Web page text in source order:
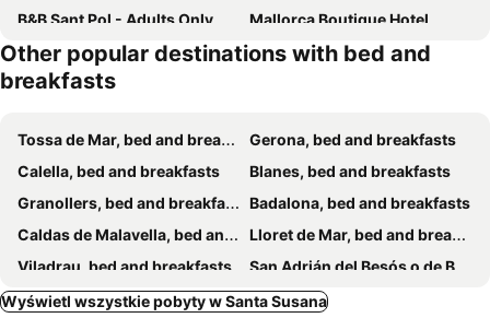
B&B Sant Pol - Adults Only
Mallorca Boutique Hotel
Villa Iri
Other popular destinations with bed and
breakfasts
Tossa de Mar, bed and breakfasts
Gerona, bed and breakfasts
Calella, bed and breakfasts
Blanes, bed and breakfasts
Granollers, bed and breakfasts
Badalona, bed and breakfasts
Caldas de Malavella, bed and breakfasts
Lloret de Mar, bed and breakfasts
Viladrau, bed and breakfasts
San Adrián del Besós o de Besós, bed and breakfasts
Malgrat de Mar, bed and breakfasts
Sant Pol de Mar, bed and breakfasts
Wyświetl wszystkie pobyty w Santa Susana